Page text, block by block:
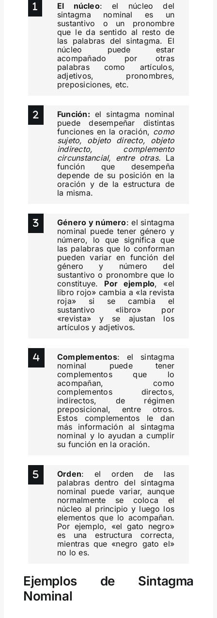
El núcleo: el núcleo del
sintagma nominal es un
sustantivo o un pronombre
que le da sentido al resto de
las palabras del sintagma. El
núcleo puede estar
acompañado por otras
palabras como artículos,
adjetivos, pronombres,
preposiciones, etc.
Función: el sintagma nominal
puede desempeñar distintas
funciones en la oración, como
sujeto, objeto directo, objeto
indirecto, complemento
circunstancial, entre otras. La
función que desempeña
depende de su posición en la
oración y de la estructura de
la misma.
Género y número: el sintagma
nominal puede tener género y
número, lo que significa que
las palabras que lo conforman
pueden variar en función del
género y número del
sustantivo o pronombre que lo
constituye. Por ejemplo, «el
libro rojo» cambia a «la revista
roja» si se cambia el
sustantivo «libro» por
«revista» y se ajustan los
artículos y adjetivos.
Complementos: el sintagma
nominal puede tener
complementos que lo
acompañan, como
complementos directos,
indirectos, de régimen
preposicional, entre otros.
Estos complementos le dan
más información al sintagma
nominal y lo ayudan a cumplir
su función en la oración.
Orden: el orden de las
palabras dentro del sintagma
nominal puede variar, aunque
normalmente se coloca el
núcleo al principio y luego los
elementos que lo acompañan.
Por ejemplo, «el gato negro»
es una estructura correcta,
mientras que «negro gato el»
no lo es.
Ejemplos de Sintagma
Nominal